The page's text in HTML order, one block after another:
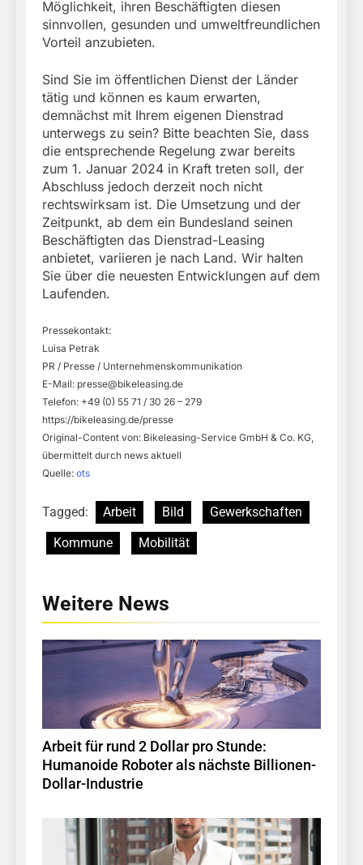
Möglichkeit, ihren Beschäftigten diesen
sinnvollen, gesunden und umweltfreundlichen
Vorteil anzubieten.
Sind Sie im öffentlichen Dienst der Länder
tätig und können es kaum erwarten,
demnächst mit Ihrem eigenen Dienstrad
unterwegs zu sein? Bitte beachten Sie, dass
die entsprechende Regelung zwar bereits
zum 1. Januar 2024 in Kraft treten soll, der
Abschluss jedoch derzeit noch nicht
rechtswirksam ist. Die Umsetzung und der
Zeitpunkt, ab dem ein Bundesland seinen
Beschäftigten das Dienstrad-Leasing
anbietet, variieren je nach Land. Wir halten
Sie über die neuesten Entwicklungen auf dem
Laufenden.
Pressekontakt:
Luisa Petrak
PR / Presse / Unternehmenskommunikation
E-Mail: presse@bikeleasing.de
Telefon: +49 (0) 55 71 / 30 26 – 279
https://bikeleasing.de/presse
Original-Content von: Bikeleasing-Service GmbH & Co. KG,
übermittelt durch news aktuell
Quelle: ots
Tagged: Arbeit Bild
Gewerkschaften
Kommune
Mobilität
Weitere News
Arbeit für rund 2 Dollar pro Stunde:
Humanoide Roboter als nächste Billionen-
Dollar-Industrie